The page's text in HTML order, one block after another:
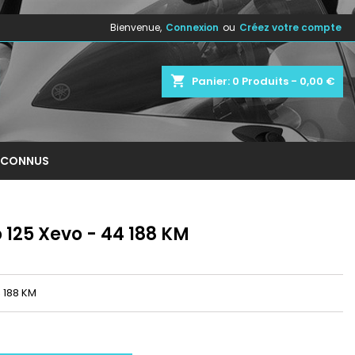
Bienvenue, Connexion ou Créez votre compte
shopping_cart Panier: 0 Produits - 0,00 €
Xevo - 44 188 KM
KM